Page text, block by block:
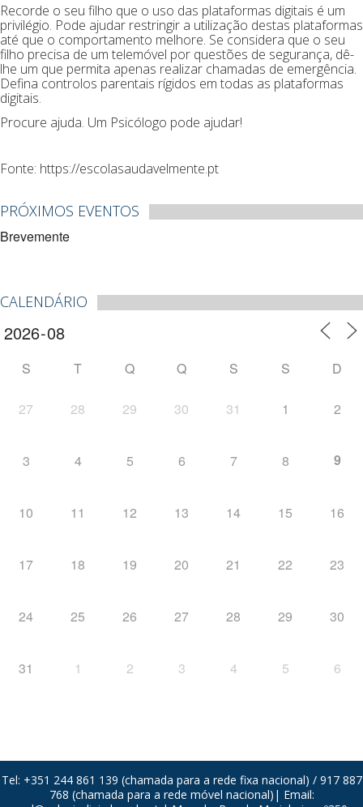
Recorde o seu filho que o uso das plataformas digitais é um
privilégio. Pode ajudar restringir a utilização destas plataformas
até que o comportamento melhore. Se considera que o seu
filho precisa de um telemóvel por questões de segurança, dê-
lhe um que permita apenas realizar chamadas de emergência.
Defina controlos parentais rígidos em todas as plataformas
digitais.
Procure ajuda. Um Psicólogo pode ajudar!
Fonte: https://escolasaudavelmente.pt
PRÓXIMOS EVENTOS
Brevemente
CALENDÁRIO
S T Q Q S S D
27 28 29 30 31 1 2
3 4 5 6 7 8 9
10 11 12 13 14 15 16
17 18 19 20 21 22 23
24 25 26 27 28 29 30
31 1 2 3 4 5 6
Tel: +351 244 861 139 (chamada para a rede fixa nacional) / 917 887
768 (chamada para a rede móvel nacional)| Email: